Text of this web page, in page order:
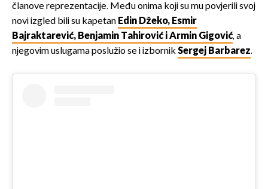
članove reprezentacije. Među onima koji su mu povjerili svoj
novi izgled bili su kapetan Edin Džeko, Esmir
Bajraktarević, Benjamin Tahirović i Armin Gigović, a
njegovim uslugama poslužio se i izbornikSergej Barbarez.